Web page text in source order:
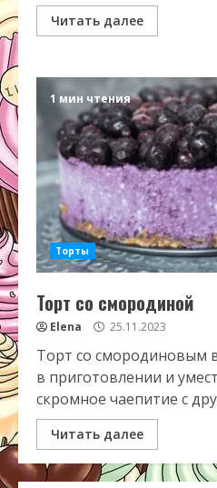
Читать далее
1 мин чтения
Торты
Торт со смородиной
Elena 25.11.2023
Торт со смородиновым
в приготовлении и
скромное чаепитие с
Читать далее